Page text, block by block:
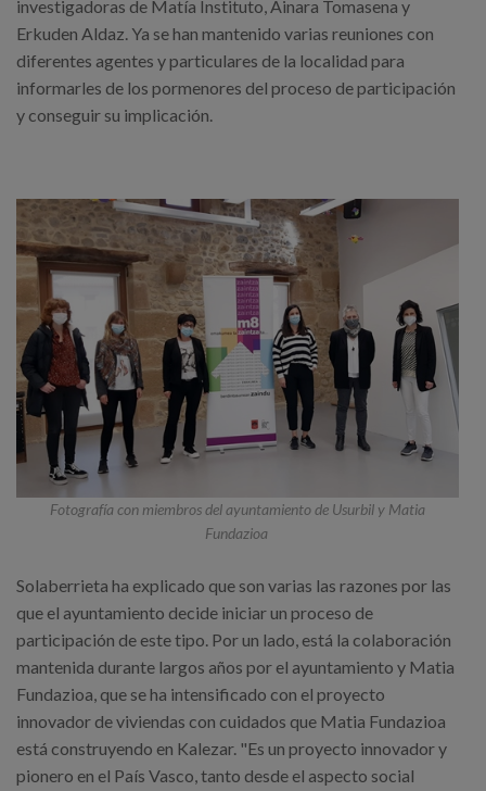
investigadoras de Matía Instituto, Ainara Tomasena y
Erkuden Aldaz. Ya se han mantenido varias reuniones con
diferentes agentes y particulares de la localidad para
informarles de los pormenores del proceso de participación
y conseguir su implicación.
Fotografía con miembros del ayuntamiento de Usurbil y Matia
Fundazioa
Solaberrieta ha explicado que son varias las razones por las
que el ayuntamiento decide iniciar un proceso de
participación de este tipo. Por un lado, está la colaboración
mantenida durante largos años por el ayuntamiento y Matia
Fundazioa, que se ha intensificado con el proyecto
innovador de viviendas con cuidados que Matia Fundazioa
está construyendo en Kalezar. "Es un proyecto innovador y
pionero en el País Vasco, tanto desde el aspecto social